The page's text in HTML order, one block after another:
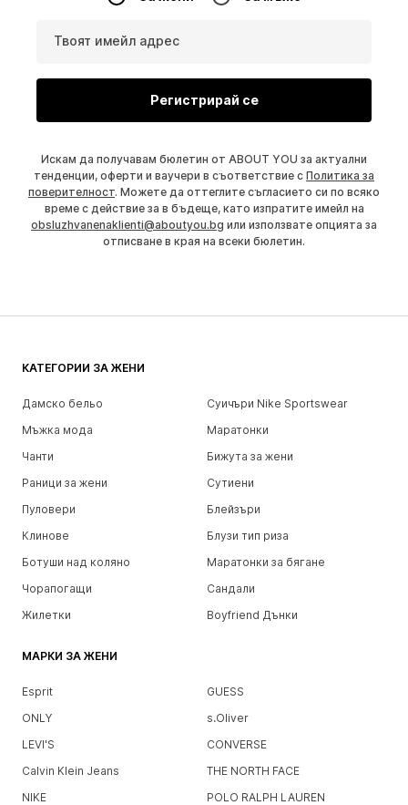
Твоят имейл адрес
Регистрирай се
Искам да получавам бюлетин от ABOUT YOU за актуални
тенденции, оферти и ваучери в съответствие с Политика за
поверителност. Можете да оттеглите съгласието си по всяко
време с действие за в бъдеще, като изпратите имейл на
obsluzhvanenaklienti@aboutyou.bg или използвате опцията за
отписване в края на всеки бюлетин.
КАТЕГОРИИ ЗА ЖЕНИ
Дамско бельо
Суичъри Nike Sportswear
Мъжка мода
Маратонки
Чанти
Бижута за жени
Раници за жени
Сутиени
Пуловери
Блейзъри
Клинове
Блузи тип риза
Ботуши над коляно
Маратонки за бягане
Чорапогащи
Сандали
Жилетки
Boyfriend Дънки
МАРКИ ЗА ЖЕНИ
Esprit
GUESS
ONLY
s.Oliver
LEVI'S
CONVERSE
Calvin Klein Jeans
THE NORTH FACE
NIKE
POLO RALPH LAUREN